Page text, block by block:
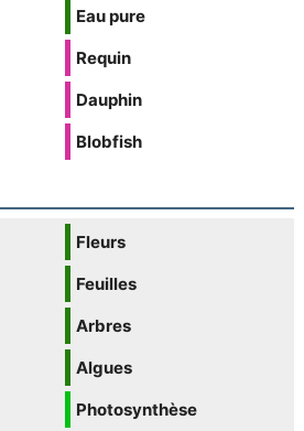
Eau pure
Requin
Dauphin
Blobfish
Fleurs
Feuilles
Arbres
Algues
Photosynthèse